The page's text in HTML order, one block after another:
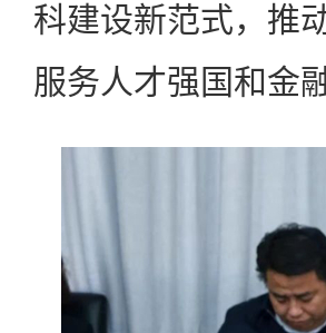
科建设新范式，推
服务人才强国和金